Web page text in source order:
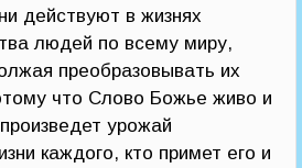
действуют в жизнях
людей по всему миру,
преобразовывать их
что Слово Божье живо и
урожай
каждого, кто примет его и